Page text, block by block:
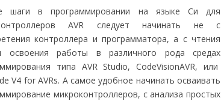
шаги в программировании на языке Си для
AVR следует начинать не с
контроллера и программатора, а с чтения
освоения работы в различного рода средах
типа AVR Studio, CodeVisionAVR, или
V4 for AVRs. А самое удобное начинать осваивать
микроконтроллеров, с анализа простых